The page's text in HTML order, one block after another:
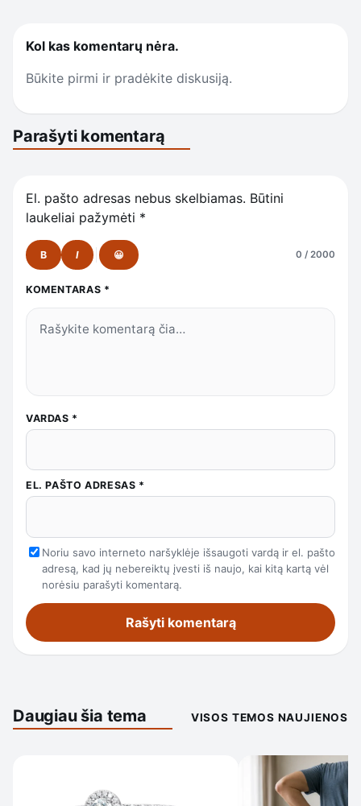
Kol kas komentarų nėra.
Būkite pirmi ir pradėkite diskusiją.
Parašyti komentarą
El. pašto adresas nebus skelbiamas. Būtini
laukeliai pažymėti *
B I 😀 0 / 2000
KOMENTARAS *
VARDAS *
EL. PAŠTO ADRESAS *
Noriu savo interneto naršyklėje išsaugoti vardą ir el. pašto
adresą, kad jų nebereiktų įvesti iš naujo, kai kitą kartą vėl
norėsiu parašyti komentarą.
Daugiau šia tema VISOS TEMOS NAUJIENOS